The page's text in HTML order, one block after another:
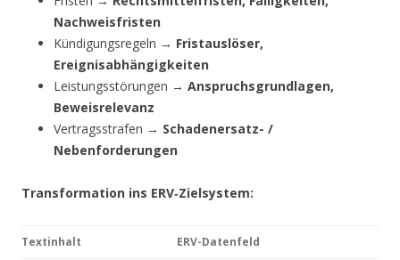
Nachweisfristen
Kündigungsregeln → Fristauslöser,
Ereignisabhängigkeiten
Leistungsstörungen → Anspruchsgrundlagen,
Beweisrelevanz
Vertragsstrafen → Schadenersatz- /
Nebenforderungen
Transformation ins ERV‑Zielsystem:
Textinhalt ERV-Datenfeld